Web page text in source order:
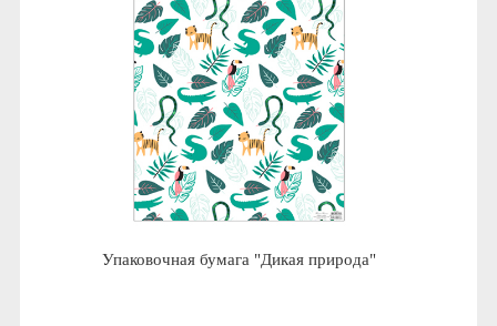
Упаковочная бумага "Дикая природа"